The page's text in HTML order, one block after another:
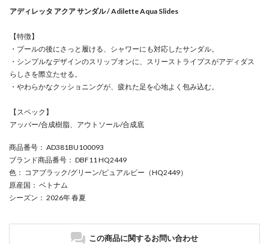
アディレッタ アクア サンダル / Adilette Aqua Slides
【特徴】
・プールの後にさっと履ける、シャワーにも対応したサンダル。
・シンプルなデザインのスリップオンに、スリーストライプスがアディダス
らしさを際立たせる。
・やわらかなクッショニングが、疲れた足を心地よく包み込む。
【スペック】
アッパー/合成樹脂、アウトソール/合成底
商品番号 ： AD381BU100093
ブランド商品番号 ： DBF11 HQ2449
色 ： コアブラック/グリーン/ピュアルビー（HQ2449）
原産国 ： ベトナム
シーズン ： 2026年 春夏
この商品に関するお問い合わせ